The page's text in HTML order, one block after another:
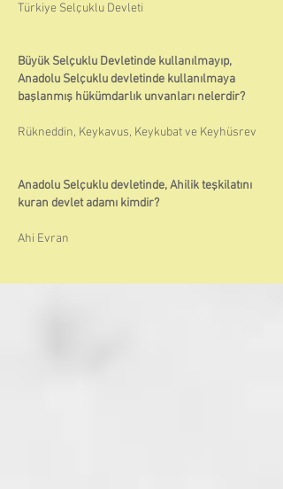
Türkiye Selçuklu Devleti
Büyük Selçuklu Devletinde kullanılmayıp,
Anadolu Selçuklu devletinde kullanılmaya
başlanmış hükümdarlık unvanları nelerdir?
Rükneddin, Keykavus, Keykubat ve Keyhüsrev
Anadolu Selçuklu devletinde, Ahilik teşkilatını
kuran devlet adamı kimdir?
Ahi Evran